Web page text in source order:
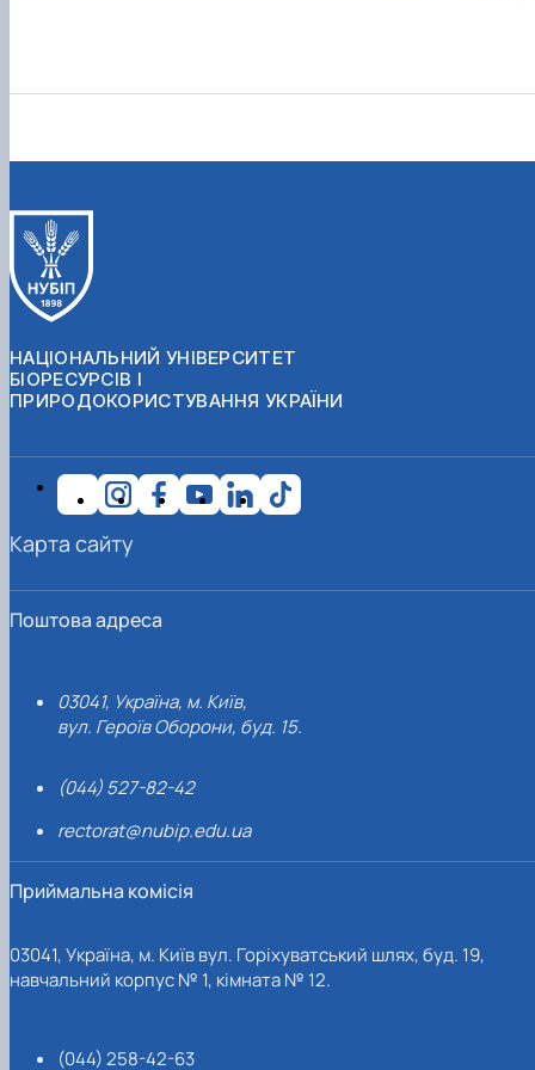
НАЦІОНАЛЬНИЙ УНІВЕРСИТЕТ
БІОРЕСУРСІВ І
ПРИРОДОКОРИСТУВАННЯ УКРАЇНИ
Поштова адреса
03041, Україна, м. Київ,
вул. Героїв Оборони, буд. 15.
(044) 527-82-42
rectorat@nubip.edu.ua
Приймальна комісія
03041, Україна, м. Київ вул. Горіхуватський шлях, буд. 19,
навчальний корпус № 1, кімната № 12.
(044) 258-42-63
Карта сайту